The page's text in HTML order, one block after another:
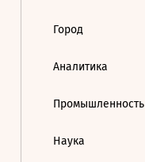
Город
Аналитика
Промышленность
Наука